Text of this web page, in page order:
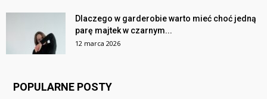
Dlaczego w garderobie warto mieć choć jedną
parę majtek w czarnym...
12 marca 2026
POPULARNE POSTY